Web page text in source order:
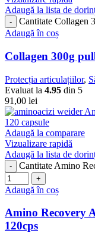
Adaugă la lista de
Cantitate Collagen
Adaugă în coș
Collagen 300g
Protecția articulațiilor,
Evaluat la 4.95 din 5
91,00 lei
Adaugă la comparare
Vizualizare rapidă
Adaugă la lista de
Cantitate Amino
Adaugă în coș
Amino Recovery
120cps